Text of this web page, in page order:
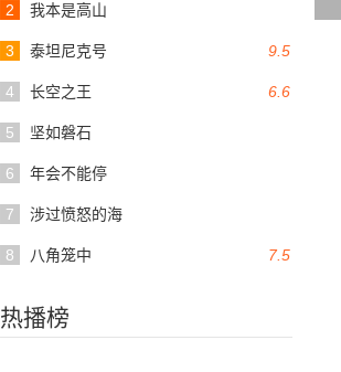
2 我本是高山
9.5
3 泰坦尼克号
6.6
4 长空之王
5 坚如磐石
6 年会不能停
7 涉过愤怒的海
7.5
8 八角笼中
热播榜